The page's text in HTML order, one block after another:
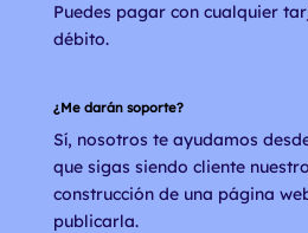
Puedes pagar con cualquier
débito.
¿Me darán soporte?
Sí, nosotros te ayudamos
que sigas siendo cliente
construcción de una página
publicarla.